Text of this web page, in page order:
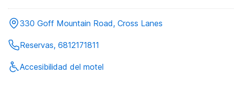
330 Goff Mountain Road, Cross Lanes
Reservas, 6812171811
Accesibilidad del motel